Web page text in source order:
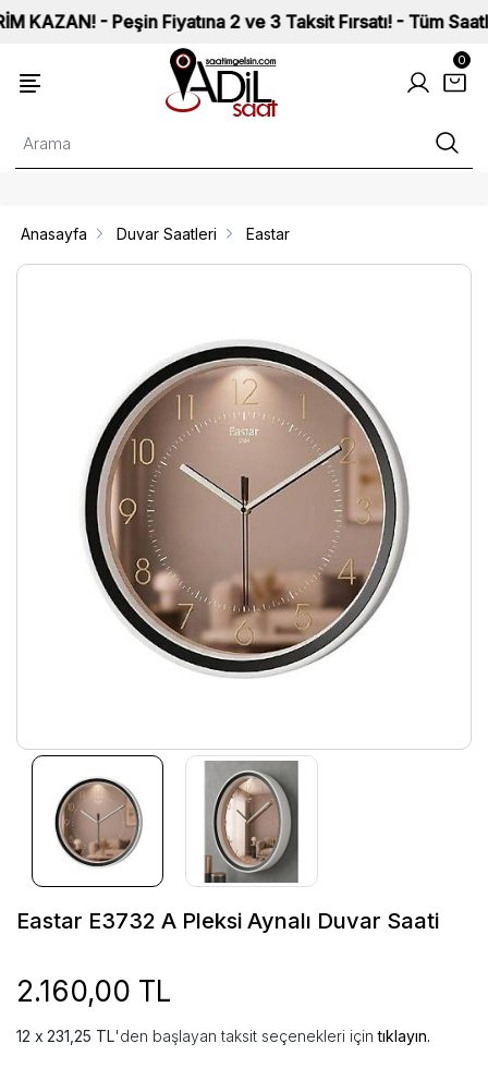
- Peşin Fiyatına 2 ve 3 Taksit Fırsatı! - Tüm
0
Anasayfa Duvar Saatleri Eastar
Eastar E3732 A Pleksi Aynalı Duvar Saati
2.160,00 TL
231,25 TL'den başlayan taksit seçenekleri içintıklayın.